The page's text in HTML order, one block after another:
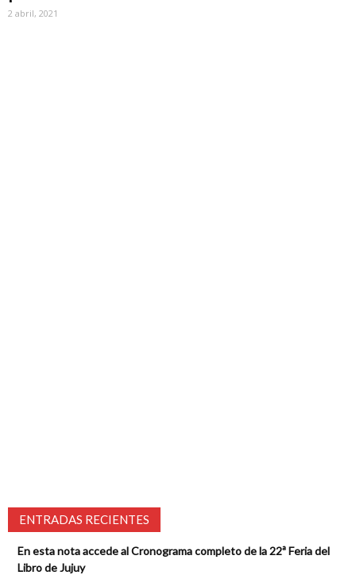
2 abril, 2021
ENTRADAS RECIENTES
En esta nota accede al Cronograma completo de la 22ª Feria del
Libro de Jujuy